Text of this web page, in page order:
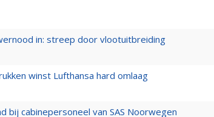
in: streep door vlootuitbreiding
winst Lufthansa hard omlaag
bij cabinepersoneel van SAS Noorwegen